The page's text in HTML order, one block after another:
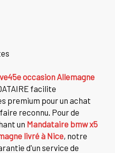
occasion Allemagne
facilite
premium pour un achat
reconnu. Pour de
un Mandataire bmw x5
livré à Nice, notre
d'un service de